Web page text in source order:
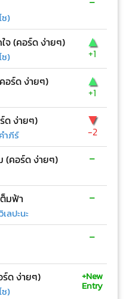
ซ)
จ (คอร์ด ง่ายๆ)
ซ)
▲
+1
อร์ด ง่ายๆ) ▲
+1
ด ง่ายๆ)
ำภีร์
▼
-2
(คอร์ด ง่ายๆ) -
มฟ้า
ลปะนะ
-
-
ด ง่ายๆ)
ซ)
+New
Entry